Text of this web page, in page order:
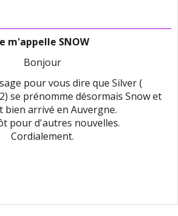
m'appelle SNOW
Bonjour
pour vous dire que Silver (
se prénomme désormais Snow et
bien arrivé en Auvergne.
pour d'autres nouvelles.
Cordialement.